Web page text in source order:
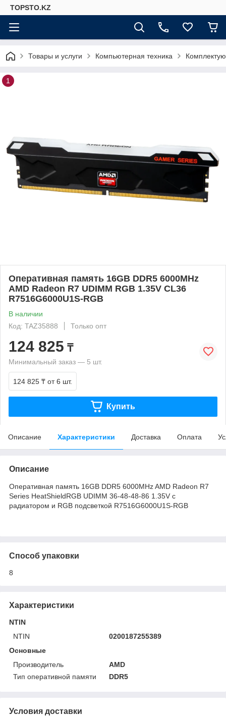
TOPSTO.KZ
Товары и услуги Компьютерная техника
1
Оперативная память 16GB DDR5 6000MHz
AMD Radeon R7 UDIMM RGB 1.35V CL36
R7516G6000U1S-RGB
В наличии
Код: TAZ35888
Только опт
124 825 ₸
Минимальный заказ — 5 шт.
124 825 ₸ от 6 шт.
Купить
Описание Характеристики Доставка Оплата
Описание
Оперативная память 16GB DDR5 6000MHz AMD Radeon R7
Series HeatShieldRGB UDIMM 36-48-48-86 1.35V с
радиатором и RGB подсветкой R7516G6000U1S-RGB
Способ упаковки
8
Характеристики
NTIN
NTIN
0200187255389
Основные
Производитель
AMD
Тип оперативной памяти
DDR5
Условия доставки